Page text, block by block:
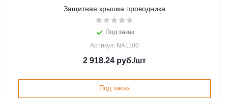
Защитная крышка проводника
Под заказ
Артикул: NA1100
2 918.24 руб./шт
Под заказ